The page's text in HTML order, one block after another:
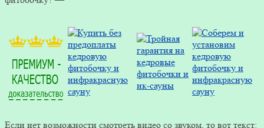
Если нет возможности смотреть видео со звуком, то вот текст: